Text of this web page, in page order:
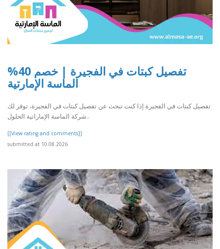
تفصيل كبتات في الفجيرة | خصم 40%
الماسة الإمارتية
تفصيل كبتات في الفجيرة إذا كنت تبحث عن تفصيل كبتات في الفجيرة، توفر لك
شركة الماسة الإماراتية الحلول..
[[View rating and comments]]
submitted at 10.08.2026